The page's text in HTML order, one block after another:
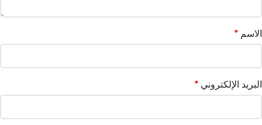
الاسم *
البريد الإلكتروني *